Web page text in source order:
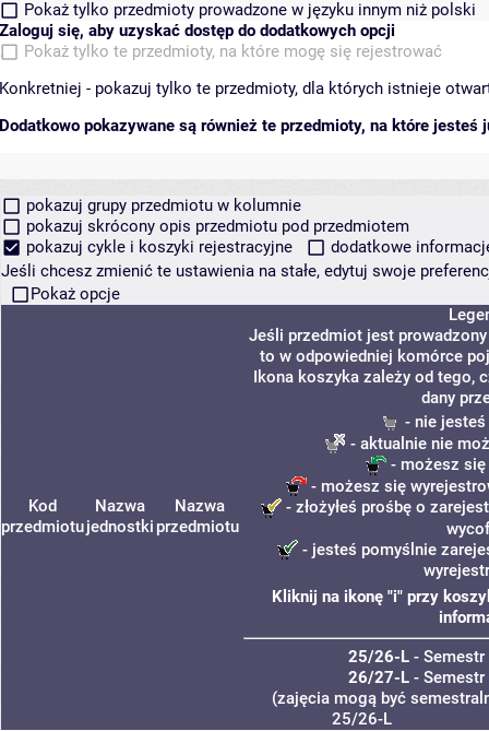
Pokaż tylko przedmioty prowadzone w języku innym niż polski
Zaloguj się, aby uzyskać dostęp do dodatkowych opcji
Pokaż tylko te przedmioty, na które mogę się rejestrować
Konkretniej - pokazuj tylko te przedmioty, dla których istnieje
Dodatkowo pokazywane są również te przedmioty, na które jesteś
pokazuj grupy przedmiotu w kolumnie
pokazuj skrócony opis przedmiotu pod przedmiotem
pokazuj cykle i koszyki rejestracyjne
dodatkowe
Jeśli chcesz zmienić te ustawienia na stałe, edytuj swoje
Pokaż opcje
Kod
przedmiotu
Nazwa
jednostki
Nazwa
przedmiotu
Jeśli przedmiot jest
to w odpowiedniej komórce
Ikona koszyka zależy od tego,
dany
- nie
- aktualnie nie
- możesz się
- możesz się
- złożyłeś prośbę o
- jesteś pomyślnie
Kliknij na ikonę "i" przy
25/26-L -
26/27-L -
(zajęcia mogą być
25/26-L